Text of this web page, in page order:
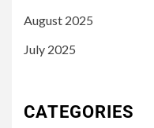
August 2025
July 2025
CATEGORIES